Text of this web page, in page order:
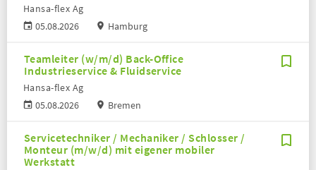
05.08.2026
Hansa-flex Ag
Hamburg
Teamleiter (w/m/d) Back-Office
Industrieservice & Fluidservice
05.08.2026
Hansa-flex Ag
Bremen
Servicetechniker / Mechaniker / Schlosser /
Monteur (m/w/d) mit eigener mobiler
Werkstatt